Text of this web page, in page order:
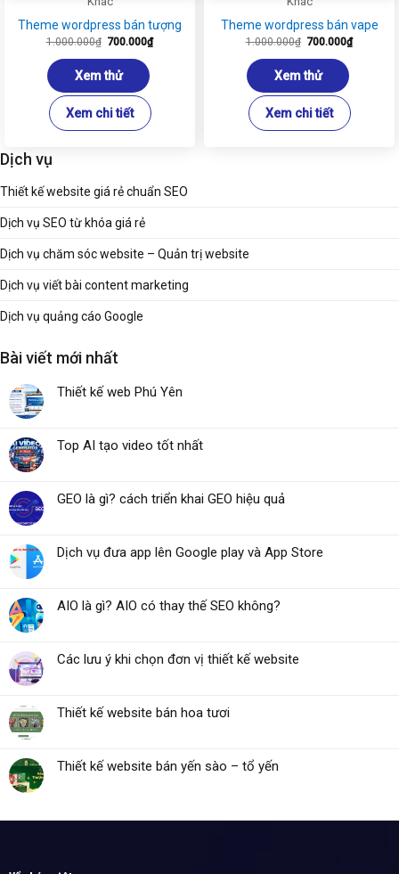
Theme wordpress bán tượng
1.000.000₫ Giá
là:
1.000.000₫.
700.000₫Giá
hiện
Xem thử
Xem chi tiết
Theme wordpress bán vape
1.000.000₫ Giá
là:
1.000.000₫.
700.000₫Giá
hiện
Xem thử
Xem chi tiết
Dịch vụ
Thiết kế website giá rẻ chuẩn SEO
Dịch vụ SEO từ khóa giá rẻ
Dịch vụ chăm sóc website – Quản trị website
Dịch vụ viết bài content marketing
Dịch vụ quảng cáo Google
Bài viết mới nhất
Thiết kế web Phú Yên
Top AI tạo video tốt nhất
GEO là gì? cách triển khai GEO hiệu quả
Dịch vụ đưa app lên Google play và App Store
AIO là gì? AIO có thay thế SEO không?
Các lưu ý khi chọn đơn vị thiết kế website
Thiết kế website bán hoa tươi
Thiết kế website bán yến sào – tổ yến